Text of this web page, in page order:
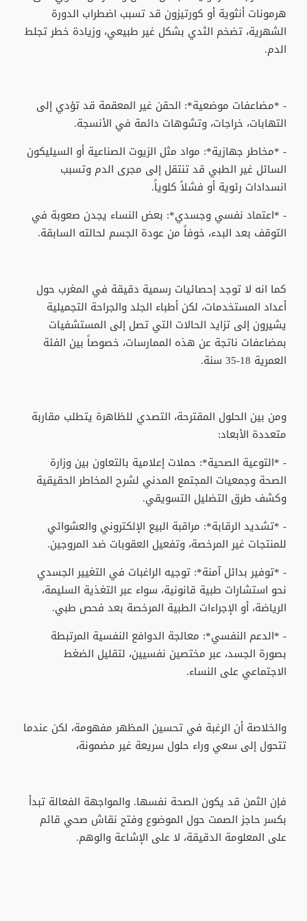
هرمونات أنثوية أو كورتيزون قد تسبب اضطراب الدورة
الشهرية، تضخم الثدي بشكل غير طبيعي، وزيادة خطر تجلط
الدم.
- *مضاعفات موضعية*: الحقن غير المعقمة قد تؤدي إلى
التهابات، خراجات، وتشوهات دائمة في الأنسجة.
- *مخاطر جهازية*: مواد مثل الزيوت الصناعية أو السيليكون
السائل غير الطبي قد تنتقل إلى مجرى الدم وتسبب
انسدادات رئوية أو فشلاً كلوياً.
- *اعتماد نفسي وجسدي*: بعض النساء يجدن صعوبة في
التوقف بعد البدء، خوفاً من عودة الجسم لحالته السابقة.
كما انه لا توجد إحصائيات رسمية دقيقة في المغرب حول
أعداد المستخدمات، لكن أطباء الجلد والجراحة التجميلية
يشيرون إلى تزايد الحالات التي تصل إلى المستشفيات
بمضاعفات ناتجة عن هذه الممارسات، خصوصاً بين الفئة
العمرية 18-35 سنة.
ومن بين الحلول المقترحة، التصدي للظاهرة يتطلب مقاربة
متعددة الأبعاد:
- *التوعية الصحية*: حملات إعلامية بالتعاون بين وزارة
الصحة وجمعيات المجتمع المدني لشرح المخاطر الحقيقية
وكشف طرق التضليل التسويقي.
- *تشديد الرقابة*: مراقبة البيع الإلكتروني والعشوائي
للمنتجات غير المرخصة، وتفعيل العقوبات ضد المروجين.
- *توفير بدائل آمنة*: توجيه الراغبات في التغيير الجسدي
نحو استشارات طبية قانونية، سواء عبر التغذية السليمة،
الرياضة، أو الإجراءات الطبية المرخصة بعد فحص طبي.
- *الدعم النفسي*: معالجة الدوافع النفسية المرتبطة
بصورة الجسد، عبر مختصين نفسيين، لتقليل الضغط
الاجتماعي على النساء.
والخلاصة أن الرغبة في تحسين المظهر مفهومة، لكن عندما
تتحول إلى سعي وراء حلول سريعة غير مضمونة،
فإن الثمن قد يكون الصحة نفسها. والمواجهة الفعالة تبدأ
بكسر حاجز الصمت حول الموضوع وفتح نقاش صحي قائم
على المعلومة الدقيقة، لا على الإشاعة والوهم.